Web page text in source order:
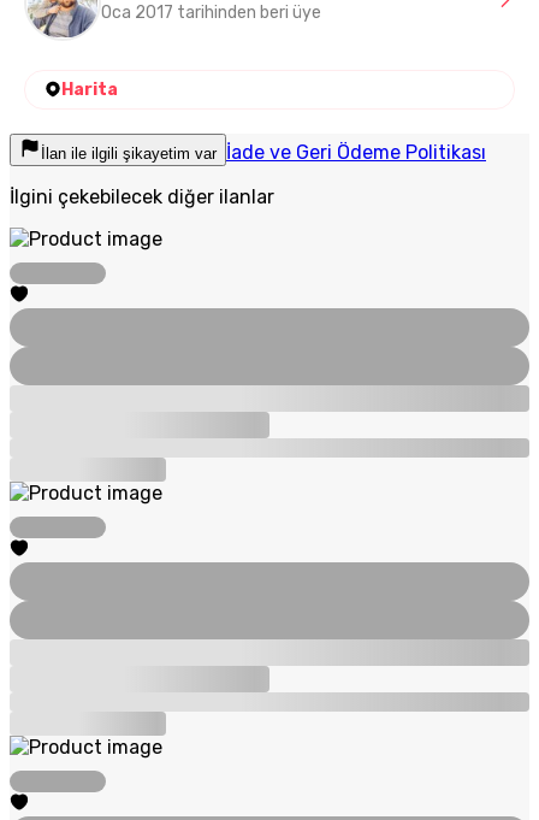
Oca 2017 tarihinden beri üye
Harita
İlan ile ilgili şikayetim var İade ve Geri Ödeme Politikası
İlgini çekebilecek diğer ilanlar